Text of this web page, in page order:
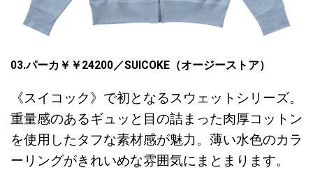
03.パーカ￥￥24200／SUICOKE（オージーストア）
《スイコック》で初となるスウェットシリーズ。
重量感のあるギュッと目の詰まった肉厚コットン
を使用したタフな素材感が魅力。薄い水色のカラ
ーリングがきれいめな雰囲気にまとまります。